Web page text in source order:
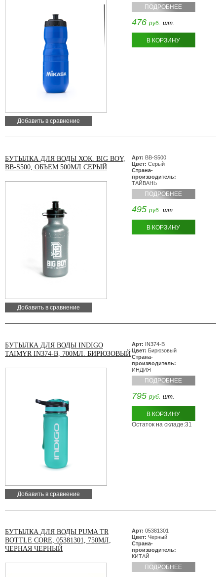
Добавить в сравнение
ПОДРОБНЕЕ
476 руб. шт.
В КОРЗИНУ
БУТЫЛКА ДЛЯ ВОДЫ ХОК. BIG BOY,
BB-S500, ОБЪЕМ 500МЛ СЕРЫЙ
Добавить в сравнение
Арт: BB-S500
Цвет: Серый
Страна-
производитель:
ТАЙВАНЬ
ПОДРОБНЕЕ
495 руб. шт.
В КОРЗИНУ
БУТЫЛКА ДЛЯ ВОДЫ INDIGO
TAIMYR IN374-B, 700МЛ. БИРЮЗОВЫЙ
Добавить в сравнение
Арт: IN374-B
Цвет: Бирюзовый
Страна-
производитель:
ИНДИЯ
ПОДРОБНЕЕ
795 руб. шт.
В КОРЗИНУ
Остаток на складе:31
БУТЫЛКА ДЛЯ ВОДЫ PUMA TR
BOTTLE CORE, 05381301, 750МЛ,
ЧЕРНАЯ ЧЕРНЫЙ
Арт: 05381301
Цвет: Черный
Страна-
производитель:
КИТАЙ
ПОДРОБНЕЕ